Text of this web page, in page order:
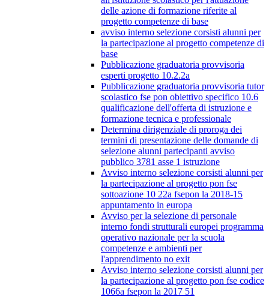
delle azione di formazione riferite al
progetto competenze di base
avviso interno selezione corsisti alunni per
la partecipazione al progetto competenze di
base
Pubblicazione graduatoria provvisoria
esperti progetto 10.2.2a
Pubblicazione graduatoria provvisoria tutor
scolastico fse pon obiettivo specifico 10.6
qualificazione dell'offerta di istruzione e
formazione tecnica e professionale
Determina dirigenziale di proroga dei
termini di presentazione delle domande di
selezione alunni partecipanti avviso
pubblico 3781 asse 1 istruzione
Avviso interno selezione corsisti alunni per
la partecipazione al progetto pon fse
sottoazione 10 22a fsepon la 2018-15
appuntamento in europa
Avviso per la selezione di personale
interno fondi strutturali europei programma
operativo nazionale per la scuola
competenze e ambienti per
l'apprendimento no exit
Avviso interno selezione corsisti alunni per
la partecipazione al progetto pon fse codice
1066a fsepon la 2017 51